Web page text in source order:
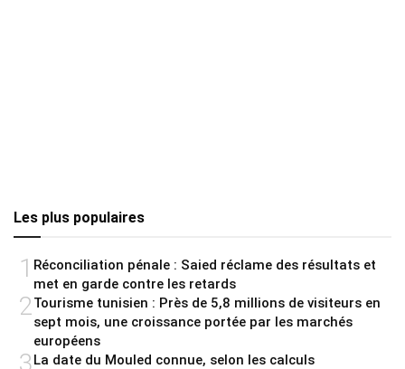
Les plus populaires
1 Réconciliation pénale : Saied réclame des résultats et
met en garde contre les retards
2 Tourisme tunisien : Près de 5,8 millions de visiteurs en
sept mois, une croissance portée par les marchés
européens
3La date du Mouled connue, selon les calculs